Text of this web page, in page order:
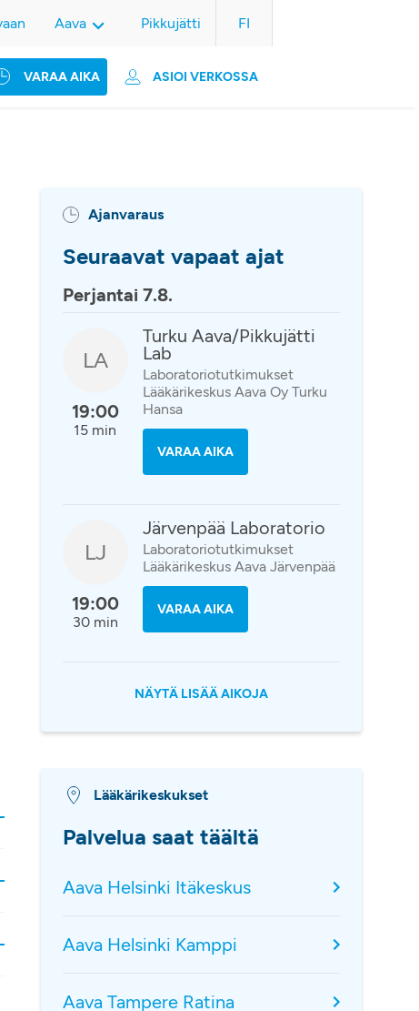
VARAA AIKA ASIOI VERKOSSA
Aava Pikkujätti FI
Ajanvaraus
Seuraavat vapaat ajat
Perjantai 7.8.
LA
19:00
15 min
Turku Aava/Pikkujätti
Lab
Laboratoriotutkimukset
Lääkärikeskus Aava Oy Turku
Hansa
VARAA AIKA
LJ
19:00
30 min
Järvenpää Laboratorio
Laboratoriotutkimukset
Lääkärikeskus Aava Järvenpää
VARAA AIKA
NÄYTÄ LISÄÄ AIKOJA
Lääkärikeskukset
Palvelua saat täältä
Aava Helsinki Itäkeskus
Aava Helsinki Kamppi
Aava Tampere Ratina